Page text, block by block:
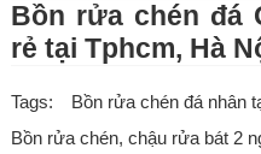
Bồn rửa chén đá
rẻ tại Tphcm, Hà
Tags:
Bồn rửa chén đá nhân
Bồn rửa chén, chậu rửa bát 2